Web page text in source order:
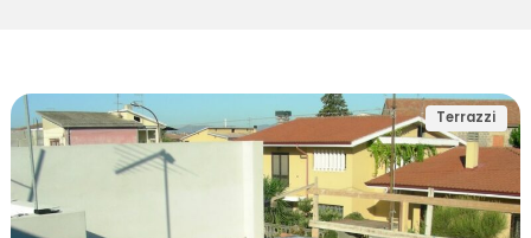
Terrazzi